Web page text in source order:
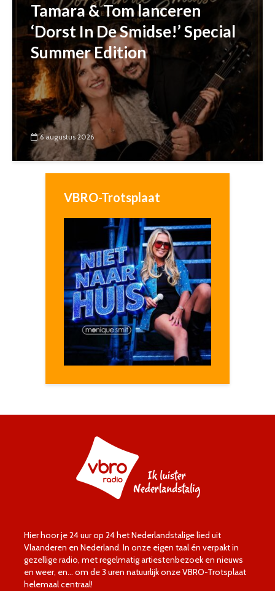
Tamara & Tom lanceren
‘Dorst In De Smidse!’ Special
Summer Edition
6 augustus 2026
VBRO-Trotsplaat
Hier hoor je 24 uur op 24 het Nederlandstalige lied uit
Vlaanderen en Nederland. In onze eigen taal én verpakt in
gezellige radio, met regelmatig artiestenbezoek en nieuws
en weer, en… om de 3 uren natuurlijk onze VBRO-Trotsplaat
helemaal centraal!